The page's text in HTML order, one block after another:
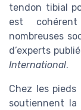
tendon tibial
est
nombreuses
d’experts
International.
Chez les
soutiennent la